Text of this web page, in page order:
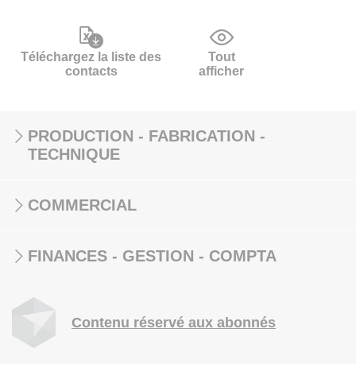
Téléchargez la liste des
contacts
Tout
afficher
PRODUCTION - FABRICATION -
TECHNIQUE
COMMERCIAL
FINANCES - GESTION - COMPTA
Contenu réservé aux abonnés